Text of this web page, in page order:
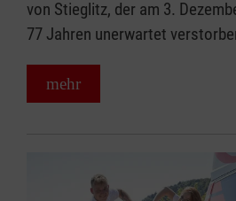
von Stieglitz, der am 3.
77 Jahren unerwartet
mehr